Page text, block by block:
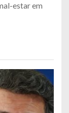
estar em